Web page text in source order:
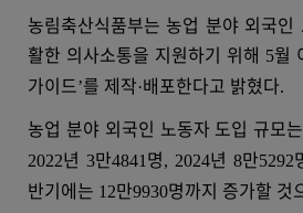
농림축산식품부는 농업 분야 외국
활한 의사소통을 지원하기 위해 5월
가이드’를 제작·배포한다고 밝혔다.
농업 분야 외국인 노동자 도입 규모는
2022년 3만4841 명, 2024년 8만5292
반기에는 12만9930명까지 증가할 것